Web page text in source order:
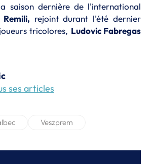
saison dernière de l'international
rejoint durant l'été dernier
tricolores, Ludovic Fabregas
ses articles
Veszprem